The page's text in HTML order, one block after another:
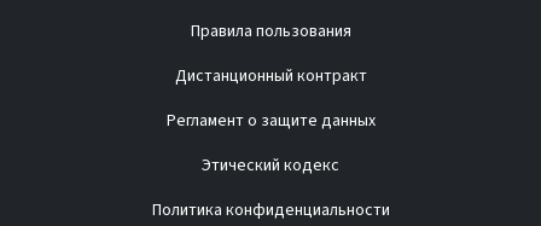
Правила пользования
Дистанционный контракт
Регламент о защите данных
Этический кодекс
Политика конфиденциальности